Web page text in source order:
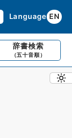
Language EN
辞書検索
（五十音順）